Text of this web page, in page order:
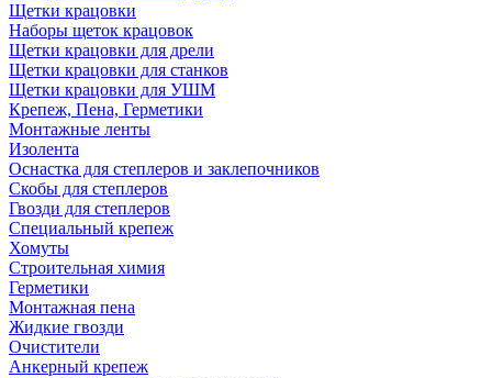
Щетки крацовки
Наборы щеток крацовок
Щетки крацовки для дрели
Щетки крацовки для станков
Щетки крацовки для УШМ
Крепеж, Пена, Герметики
Монтажные ленты
Изолента
Оснастка для степлеров и заклепочников
Скобы для степлеров
Гвозди для степлеров
Специальный крепеж
Хомуты
Строительная химия
Герметики
Монтажная пена
Жидкие гвозди
Очистители
Анкерный крепеж